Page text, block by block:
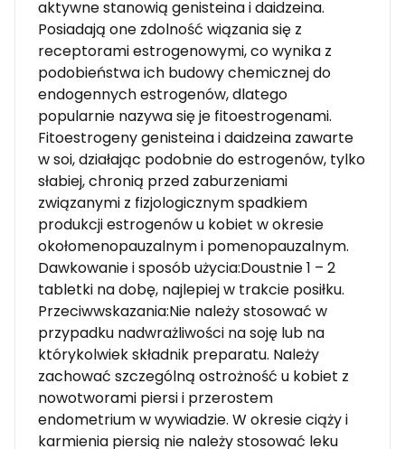
aktywne stanowią genisteina i daidzeina.
Posiadają one zdolność wiązania się z
receptorami estrogenowymi, co wynika z
podobieństwa ich budowy chemicznej do
endogennych estrogenów, dlatego
popularnie nazywa się je fitoestrogenami.
Fitoestrogeny genisteina i daidzeina zawarte
w soi, działając podobnie do estrogenów, tylko
słabiej, chronią przed zaburzeniami
związanymi z fizjologicznym spadkiem
produkcji estrogenów u kobiet w okresie
okołomenopauzalnym i pomenopauzalnym.
Dawkowanie i sposób użycia:Doustnie 1 – 2
tabletki na dobę, najlepiej w trakcie posiłku.
Przeciwwskazania:Nie należy stosować w
przypadku nadwrażliwości na soję lub na
którykolwiek składnik preparatu. Należy
zachować szczególną ostrożność u kobiet z
nowotworami piersi i przerostem
endometrium w wywiadzie. W okresie ciąży i
karmienia piersią nie należy stosować leku